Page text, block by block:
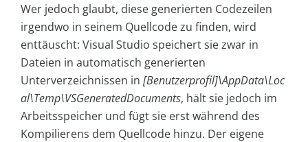
Wer jedoch glaubt, diese generierten Codezeilen
irgendwo in seinem Quellcode zu finden, wird
enttäuscht: Visual Studio speichert sie zwar in
Dateien in automatisch generierten
Unterverzeichnissen in [Benutzerprofil]\AppData\Loc
al\Temp\VSGeneratedDocuments, hält sie jedoch im
Arbeitsspeicher und fügt sie erst während des
Kompilierens dem Quellcode hinzu. Der eigene